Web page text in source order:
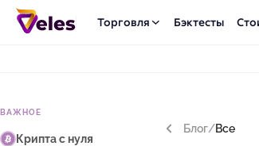
Торговля Бэктесты
ВАЖНОЕ
Крипта с нуля
Блог/Все